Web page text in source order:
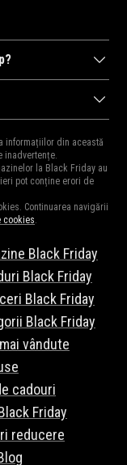
mai mari reduceri
cadourile de
cei dragi.
reduceri.
sunt:Amazon.de,
informațiilor din această
inadvertențe.
la Black Friday au
pot conține erori de
Continuarea navigării
cookies.
Black Friday
Black Friday
Black Friday
Black Friday
vândute
cadouri
Friday
reducere